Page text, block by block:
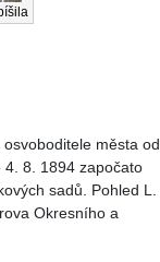
města od
8. 1894 započato
sadů. Pohled L.
Okresního a